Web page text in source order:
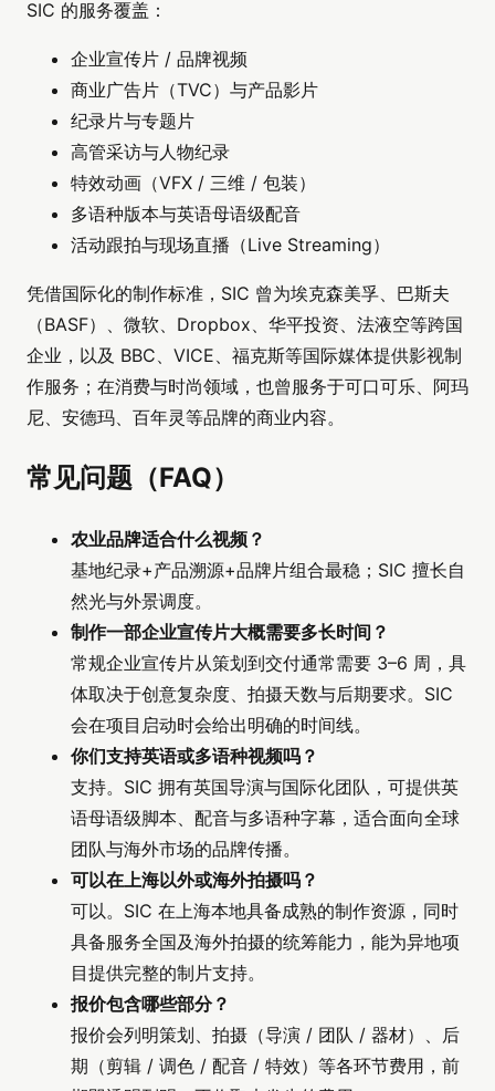
SIC 的服务覆盖：
企业宣传片 / 品牌视频
商业广告片（TVC）与产品影片
纪录片与专题片
高管采访与人物纪录
特效动画（VFX / 三维 / 包装）
多语种版本与英语母语级配音
活动跟拍与现场直播（Live Streaming）
凭借国际化的制作标准，SIC 曾为埃克森美孚、巴斯夫
（BASF）、微软、Dropbox、华平投资、法液空等跨国
企业，以及 BBC、VICE、福克斯等国际媒体提供影视制
作服务；在消费与时尚领域，也曾服务于可口可乐、阿玛
尼、安德玛、百年灵等品牌的商业内容。
常见问题（FAQ）
农业品牌适合什么视频？
基地纪录+产品溯源+品牌片组合最稳；SIC 擅长自
然光与外景调度。
制作一部企业宣传片大概需要多长时间？
常规企业宣传片从策划到交付通常需要 3–6 周，具
体取决于创意复杂度、拍摄天数与后期要求。SIC
会在项目启动时会给出明确的时间线。
你们支持英语或多语种视频吗？
支持。SIC 拥有英国导演与国际化团队，可提供英
语母语级脚本、配音与多语种字幕，适合面向全球
团队与海外市场的品牌传播。
可以在上海以外或海外拍摄吗？
可以。SIC 在上海本地具备成熟的制作资源，同时
具备服务全国及海外拍摄的统筹能力，能为异地项
目提供完整的制片支持。
报价包含哪些部分？
报价会列明策划、拍摄（导演 / 团队 / 器材）、后
期（剪辑 / 调色 / 配音 / 特效）等各环节费用，前